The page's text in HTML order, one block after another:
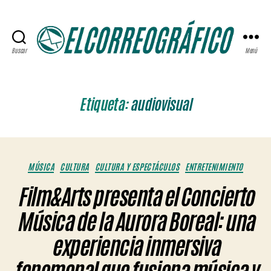
Buscar Menú
Etiqueta:audiovisual
Categorías
MÚSICA CULTURA CULTURA Y ESPECTÁCULOS ENTRETENIMIENTO
Film&Arts presenta el Concierto
Música de la Aurora Boreal: una
experiencia inmersiva